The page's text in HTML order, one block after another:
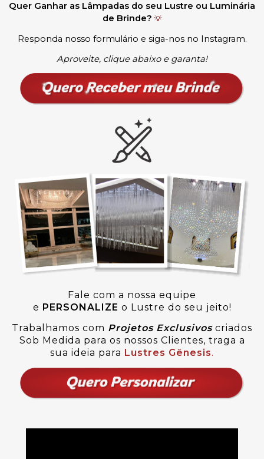
Quer Ganhar as Lâmpadas do seu Lustre ou Luminária
de Brinde? 💡
Responda nosso formulário e siga-nos no Instagram.
Aproveite, clique abaixo e garanta!
Fale com a nossa equipe
e PERSONALIZE o Lustre do seu jeito!
Trabalhamos com Projetos Exclusivoscriados
Sob Medida para os nossos Clientes, traga a
sua ideia para Lustres Gênesis.